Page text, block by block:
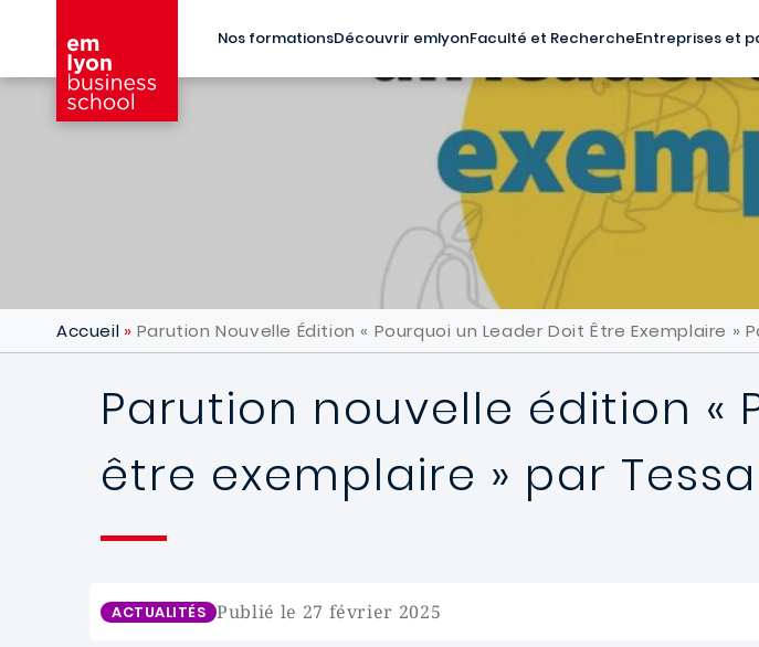
Nos formationsDécouvrir emlyonFaculté et RechercheEntreprises et
Accueil Parution Nouvelle Édition « Pourquoi un Leader Doit Être Exemplaire »
Parution nouvelle édition «
être exemplaire » par
ACTUALITÉS Publié le 27 février 2025